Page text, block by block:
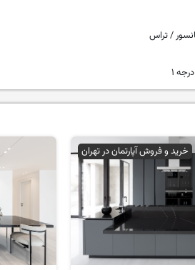
/ تراس
۱
خرید و فروش آپارتمان در تهران